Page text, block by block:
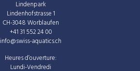
Lindenpark
Lindenhofstrasse 1
CH-3048 Worblaufen
+41 31 552 24 00
info@swiss-aquatics.ch
Heures d’ouverture:
Lundi-Vendredi